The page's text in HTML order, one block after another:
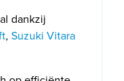
dankzij
, Suzuki Vitara